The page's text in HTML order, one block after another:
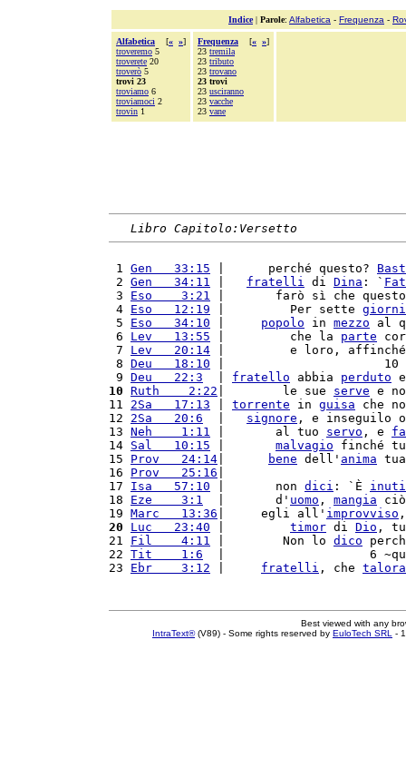
Indice| Parole: Alfabetica - Frequenza -
Alfabetica [« »]
troveremo 5
troverete 20
troverò 5
trovi 23
troviamo 6
troviamoci 2
trovin 1
Frequenza [« »]
23 tremila
23 tributo
23 trovano
23 trovi
23 usciranno
23 vacche
23 vane
Libro Capitolo:Versetto
1 Gen   33:15 |      perché questo?
2 Gen   34:11 fratelli di Dina : `
3 Eso    3:21 |       farò sì che
4 Eso   12:19 |         Per sette giorni
5 Eso   34:10 popolo in mezzo al
6 Lev   13:55 |         che la parte
7 Lev   20:14 |         e loro,
8 Deu   18:10 |                      10
9 Deu   22:3 fratello abbia perduto
10 Ruth    2:22 |        le sue serve e
11 2Sa   17:13 torrente in guisa che
12 2Sa   20:6 signore , e inseguilo
13 Neh    1:11 |       al tuo servo , e
14 Sal   10:15 malvagio finché
15 Prov   24:14 bene dell' anima
16 Prov   25:16
17 Isa   57:10 |       non dici : `È
18 Eze    3:1
  |       d'
uomo , mangia
19 Marc   13:36 |     egli all' improvviso
20
Luc   23:40 timor di Dio ,
21 Fil    4:11 |        Non lo dico
22 Tit    1:6
|                    6
23 Ebr    3:12 fratelli , che talora
Best viewed with any
IntraText®(V89) - Some rights reserved by EuloTech SRL -